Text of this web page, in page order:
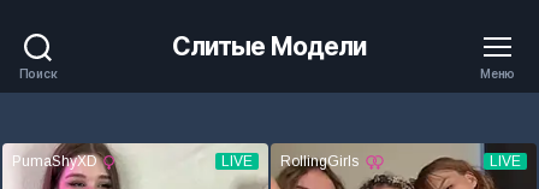
Поиск
Слитые Модели
Меню